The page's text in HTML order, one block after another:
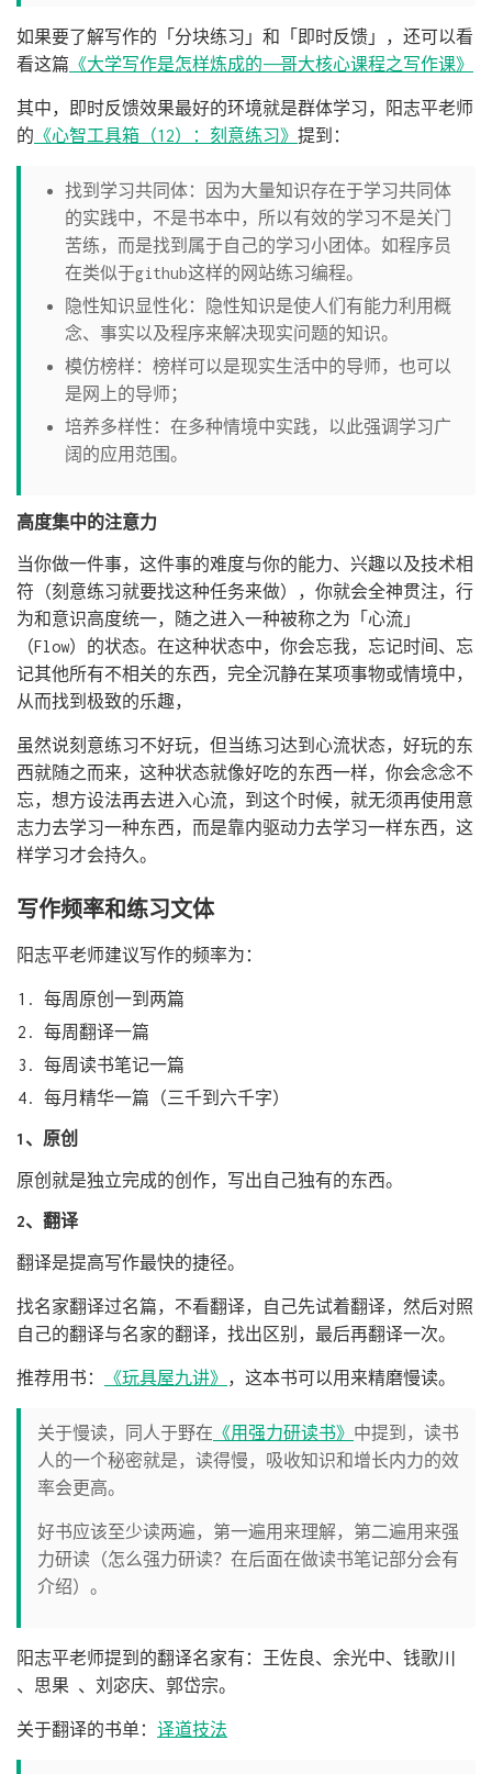
如果要了解写作的「分块练习」和「即时反馈」，还可以看
看这篇 《大学写作是怎样炼成的——哥大核心课程之写作课》
其中，即时反馈效果最好的环境就是群体学习，阳志平老师
的 《心智工具箱（12）：刻意练习》 提到：
找到学习共同体：因为大量知识存在于学习共同体
的实践中，不是书本中，所以有效的学习不是关门
苦练，而是找到属于自己的学习小团体。如程序员
在类似于github这样的网站练习编程。
隐性知识显性化：隐性知识是使人们有能力利用概
念、事实以及程序来解决现实问题的知识。
模仿榜样：榜样可以是现实生活中的导师，也可以
是网上的导师；
培养多样性：在多种情境中实践，以此强调学习广
阔的应用范围。
高度集中的注意力
当你做一件事，这件事的难度与你的能力、兴趣以及技术相
符（刻意练习就要找这种任务来做），你就会全神贯注，行
为和意识高度统一，随之进入一种被称之为「心流」
（Flow）的状态。在这种状态中，你会忘我，忘记时间、忘
记其他所有不相关的东西，完全沉静在某项事物或情境中，
从而找到极致的乐趣，
虽然说刻意练习不好玩，但当练习达到心流状态，好玩的东
西就随之而来，这种状态就像好吃的东西一样，你会念念不
忘，想方设法再去进入心流，到这个时候，就无须再使用意
志力去学习一种东西，而是靠内驱动力去学习一样东西，这
样学习才会持久。
写作频率和练习文体
阳志平老师建议写作的频率为：
每周原创一到两篇
每周翻译一篇
每周读书笔记一篇
每月精华一篇（三千到六千字）
1、原创
原创就是独立完成的创作，写出自己独有的东西。
2、翻译
翻译是提高写作最快的捷径。
找名家翻译过名篇，不看翻译，自己先试着翻译，然后对照
自己的翻译与名家的翻译，找出区别，最后再翻译一次。
推荐用书： 《玩具屋九讲》 ，这本书可以用来精磨慢读。
关于慢读，同人于野在 《用强力研读书》 中提到，读书
人的一个秘密就是，读得慢，吸收知识和增长内力的效
率会更高。
好书应该至少读两遍，第一遍用来理解，第二遍用来强
力研读（怎么强力研读？在后面在做读书笔记部分会有
介绍）。
阳志平老师提到的翻译名家有：王佐良、余光中、钱歌川
、思果 、刘宓庆、郭岱宗。
关于翻译的书单： 译道技法